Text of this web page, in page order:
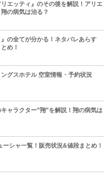
リエッティ』のその後を解説！アリエ
の病気は治る？
』の全てが分かる！ネタバレあらす
め！
ングスホテル 空室情報・予約状況
ャラクター”翔”を解説！翔の病気は
ーシャ一覧！販売状況&値段まとめ！